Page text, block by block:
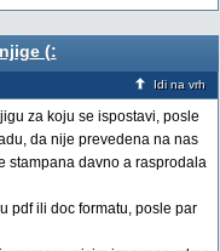
(:
Idi na vrh
za koju se ispostavi, posle
da nije prevedena na nas
stampana davno a rasprodala
pdf ili doc formatu, posle par